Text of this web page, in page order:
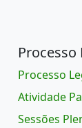
Processo
Processo
Atividade
Sessões